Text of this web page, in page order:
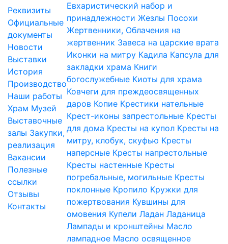
Реквизиты
Официальные
документы
Новости
Выставки
История
Производство
Наши работы
Храм Музей
Выставочные
залы Закупки,
реализация
Вакансии
Полезные
ссылки
Отзывы
Контакты
Евхаристический набор и
принадлежности Жезлы Посохи
Жертвенники, Облачения на
жертвенник Завеса на царские врата
Иконки на митру Кадила Капсула для
закладки храма Книги
богослужебные Киоты для храма
Ковчеги для преждеосвященных
даров Копие Крестики нательные
Крест-иконы запрестольные Кресты
для дома Кресты на купол Кресты на
митру, клобук, скуфью Кресты
наперсные Кресты напрестольные
Кресты настенные Кресты
погребальные, могильные Кресты
поклонные Кропило Кружки для
пожертвования Кувшины для
омовения Купели Ладан Ладаница
Лампады и кронштейны Масло
лампадное Масло освященное